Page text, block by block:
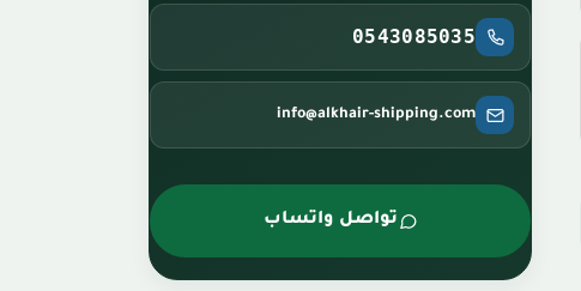
0543085035
info@alkhair-shipping.com
تواصل واتساب